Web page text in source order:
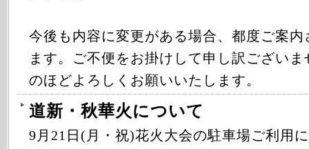
今後も内容に変更がある場合、都度ご案
ます。ご不便をお掛けして申し訳ござい
のほどよろしくお願いいたします。
道新・秋華火について
9月21日(月・祝)花火大会の駐車場ご利用